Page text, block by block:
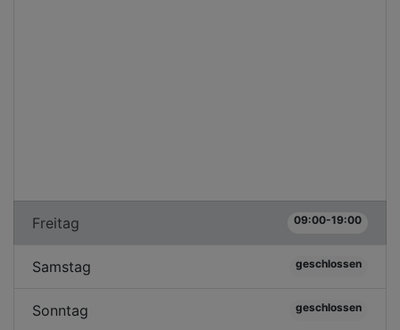
Freitag 09:00-19:00
Samstag geschlossen
Sonntag geschlossen